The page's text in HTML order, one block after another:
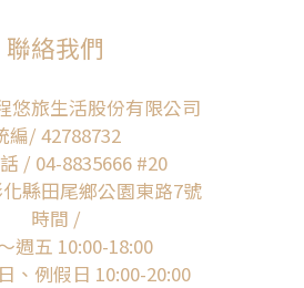
聯絡我們
悠旅生活股份有限公司
編/ 42788732
/ 04-8835666 #20
縣田尾鄉公園東路7號
時間 /
週五 10:00-18:00
、例假日 10:00-20:00